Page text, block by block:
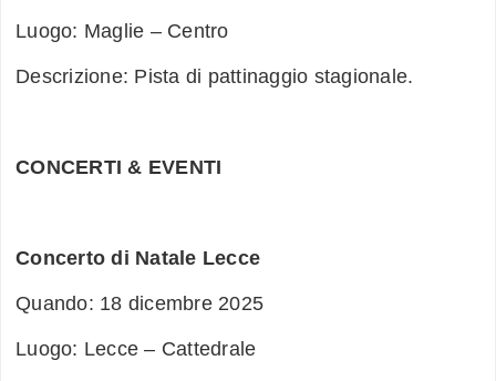
Luogo: Maglie – Centro
Descrizione: Pista di pattinaggio stagionale.
CONCERTI & EVENTI
Concerto di Natale Lecce
Quando: 18 dicembre 2025
Luogo: Lecce – Cattedrale